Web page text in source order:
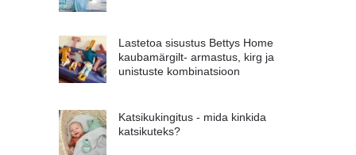
Lastetoa sisustus Bettys Home
kaubamärgilt- armastus, kirg ja
unistuste kombinatsioon
Katsikukingitus - mida kinkida
katsikuteks?